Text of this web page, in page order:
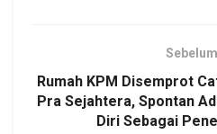
Rumah KPM Disemprot
Pra Sejahtera, Spontan
Diri Sebagai